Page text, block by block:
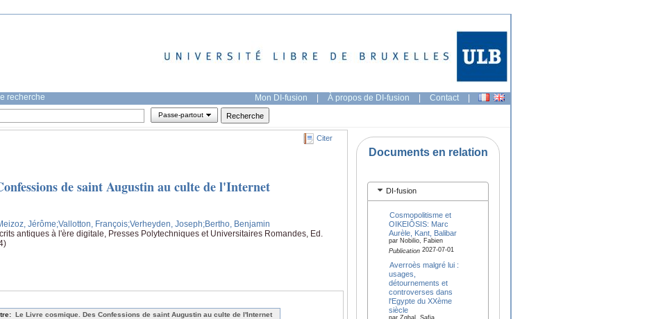
recherche Mon DI-fusion | À propos de DI-fusion | Contact |
Passe-partout
Citer
de saint Augustin au culte de l'Internet
Jérôme;Vallotton, François;Verheyden, Joseph;Bertho, Benjamin
antiques à l'ère digitale, Presses Polytechniques et Universitaires Romandes, Ed.
Le Livre cosmique. Des Confessions de saint Augustin au culte de l'Internet
Documents en relation
DI-fusion
Cosmopolitisme et
OIKEIÔSIS: Marc
Aurèle, Kant, Balibar
par Nobilio, Fabien
Publication2027-07-01
Averroès malgré lui :
usages,
détournements et
controverses dans
l'Egypte du XXème
siècle